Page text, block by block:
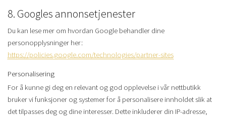
8. Googles annonsetjenester
Du kan lese mer om hvordan Google behandler dine
personopplysninger her:
https://policies.google.com/technologies/partner-sites
Personalisering
For å kunne gi deg en relevant og god opplevelse i vår nettbutikk
bruker vi funksjoner og systemer for å personalisere innholdet slik at
det tilpasses deg og dine interesser. Dette inkluderer din IP-adresse,